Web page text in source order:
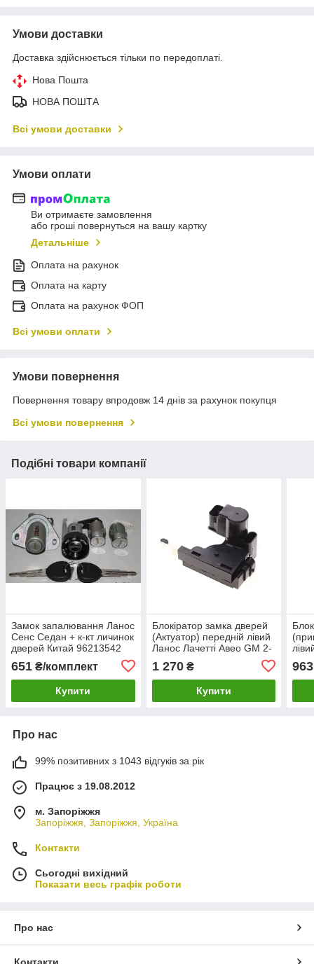
Умови доставки
Доставка здійснюється тільки по передоплаті.
Нова Пошта
НОВА ПОШТА
Всі умови доставки
Умови оплати
Ви отримаєте замовлення
або гроші повернуться на вашу картку
Детальніше
Оплата на рахунок
Оплата на карту
Оплата на рахунок ФОП
Всі умови оплати
Умови повернення
Повернення товару впродовж 14 днів за рахунок покупця
Всі умови повернення
Подібні товари компанії
Замок запалювання Ланос
Сенс Седан + к-кт личинок
дверей Китай 96213542
651 ₴/комплект
Купити
Блокіратор замка дверей
(Актуатор) передній лівий
Ланос Лачетті Авео GM 2-
1 270₴
Купити
963
Про нас
99% позитивних з 1043 відгуків за рік
Працює з 19.08.2012
м. Запоріжжя
Запоріжжя, Запоріжжя, Україна
Контакти
Сьогодні вихідний
Показати весь графік роботи
Про нас